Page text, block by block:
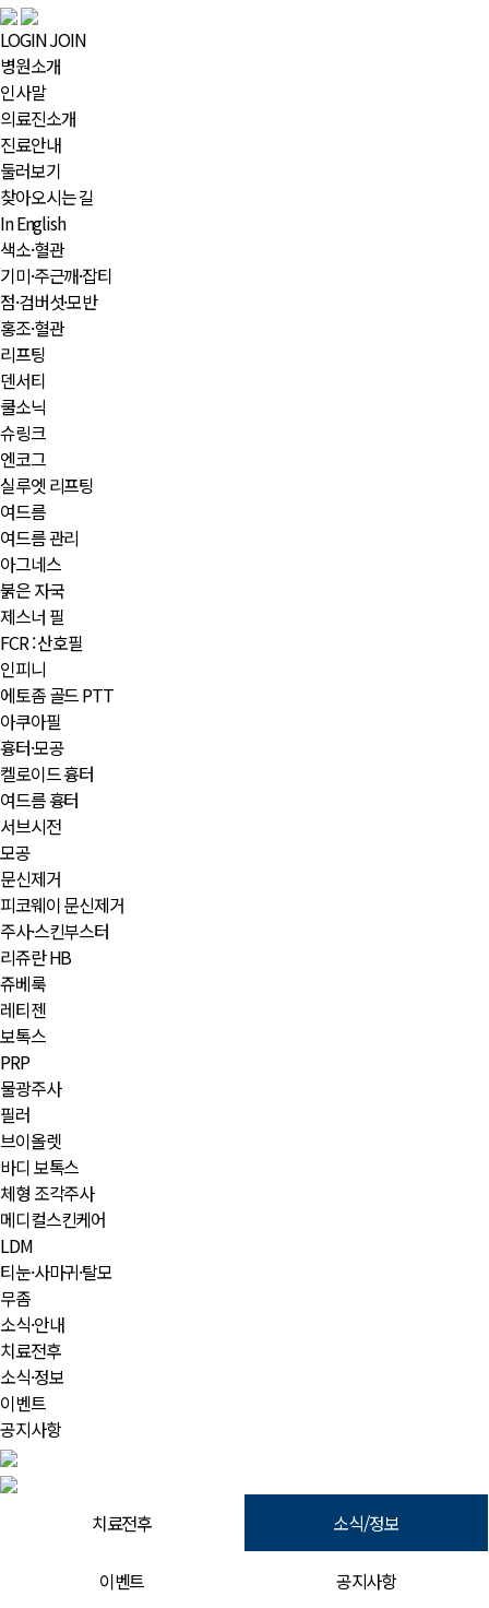
LOGINJOIN
병원소개
인사말
의료진소개
진료안내
둘러보기
찾아오시는 길
In English
색소·혈관
기미·주근깨·잡티
점·검버섯·모반
홍조·혈관
리프팅
덴서티
쿨소닉
슈링크
엔코그
실루엣 리프팅
여드름
여드름 관리
아그네스
붉은 자국
제스너 필
FCR : 산호필
인피니
에토좀 골드 PTT
아쿠아필
흉터·모공
켈로이드 흉터
여드름 흉터
서브시전
모공
문신제거
피코웨이 문신제거
주사·스킨부스터
리쥬란 HB
쥬베룩
레티젠
보톡스
PRP
물광주사
필러
브이올렛
바디 보톡스
체형 조각주사
메디컬스킨케어
LDM
티눈·사마귀·탈모
무좀
소식·안내
치료전후
소식·정보
이벤트
공지사항
치료전후 소식/정보
이벤트
공지사항